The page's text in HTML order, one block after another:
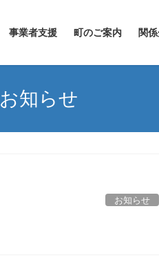
事業者支援 町のご案内 関
お知らせ
お知らせ